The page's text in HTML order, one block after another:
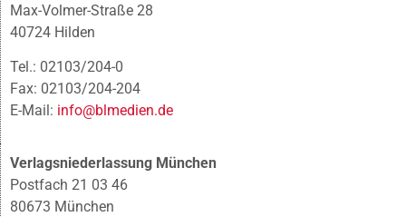
Max-Volmer-Straße 28
40724 Hilden
Tel.: 02103/204-0
Fax: 02103/204-204
E-Mail: info@blmedien.de
Verlagsniederlassung München
Postfach 21 03 46
80673 München